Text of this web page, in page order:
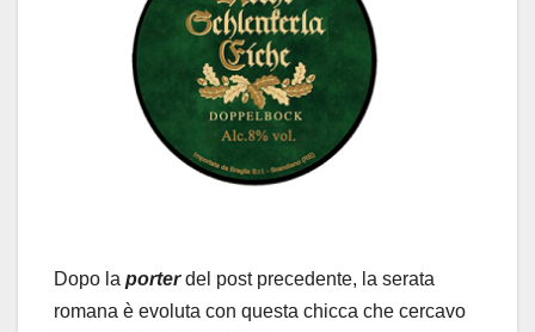
Dopo la porterdel post precedente, la serata
romana è evoluta con questa chicca che cercavo